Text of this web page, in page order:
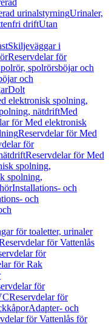
urinalstyrningUrinaler,
driftUtan
Skiljeväggar i
Reservdelar för
spolrörsböjar och
och
Dolt
elektronisk spolning,
nätdriftMed
för Med elektronisk
Reservdelar för Med
för
Reservdelar för Med
spolning,
spolning,
Installations- och
och
för toaletter, urinaler
för Vattenlås
för
för Rak
för
Reservdelar för
Adapter- och
för Vattenlås för